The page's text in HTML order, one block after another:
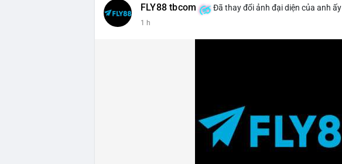
FLY88 tbcom Đã thay đổi ảnh đại diện của anh ấy
1 h